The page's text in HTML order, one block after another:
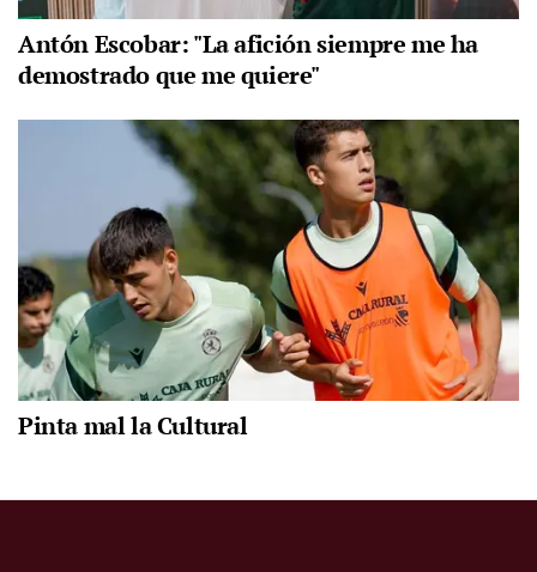
Antón Escobar: "La afición siempre me ha
demostrado que me quiere"
Pinta mal la Cultural